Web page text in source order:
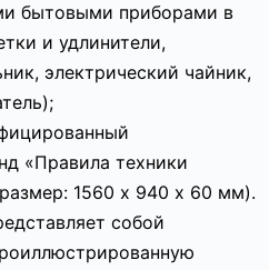
бытовыми приборами в
и удлинители,
электрический чайник,
«Правила техники
1560 х 940 х 60 мм).
собой